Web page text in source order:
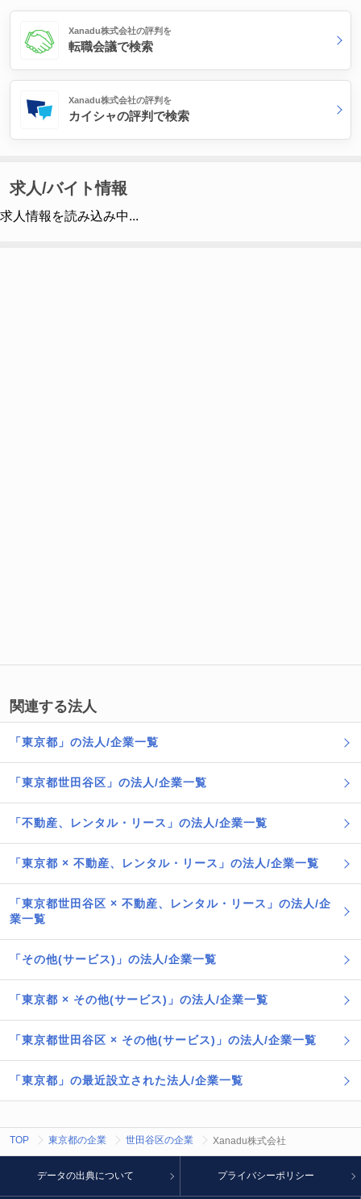
Xanadu株式会社の評判を
転職会議で検索
Xanadu株式会社の評判を
カイシャの評判で検索
求人/バイト情報
求人情報を読み込み中...
関連する法人
「東京都」の法人/企業一覧
「東京都世田谷区」の法人/企業一覧
「不動産、レンタル・リース」の法人/企業一覧
「東京都 × 不動産、レンタル・リース」の法人/企業一覧
「東京都世田谷区 × 不動産、レンタル・リース」の法人/企
業一覧
「その他(サービス)」の法人/企業一覧
「東京都 × その他(サービス)」の法人/企業一覧
「東京都世田谷区 × その他(サービス)」の法人/企業一覧
「東京都」の最近設立された法人/企業一覧
TOP 東京都の企業 世田谷区の企業 Xanadu株式会社
データの出典について プライバシーポリシー